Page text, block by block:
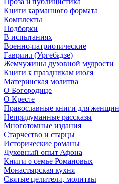
Проза и публицистика
Книги карманного формата
Комплекты
Подборки
В испытаниях
Военно-патриотические
Гавриил (Ургебадзе)
Жемчужины духовной мудрости
Книги к праздникам июля
Материнская молитва
О Богородице
О Кресте
Православные книги для женщин
Непридуманные рассказы
Многотомные издания
Старчество и старцы
Исторические романы
Духовный опыт Афона
Книги о семье Романовых
Монастырская кухня
Святые целители, молитвы